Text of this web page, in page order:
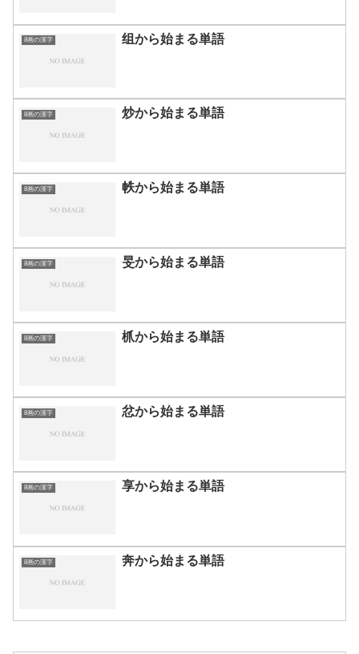
8画の漢字 组から始まる単語
8画の漢字 炒から始まる単語
8画の漢字 帙から始まる単語
8画の漢字 旻から始まる単語
8画の漢字 枛から始まる単語
8画の漢字 忿から始まる単語
8画の漢字 享から始まる単語
8画の漢字 奔から始まる単語